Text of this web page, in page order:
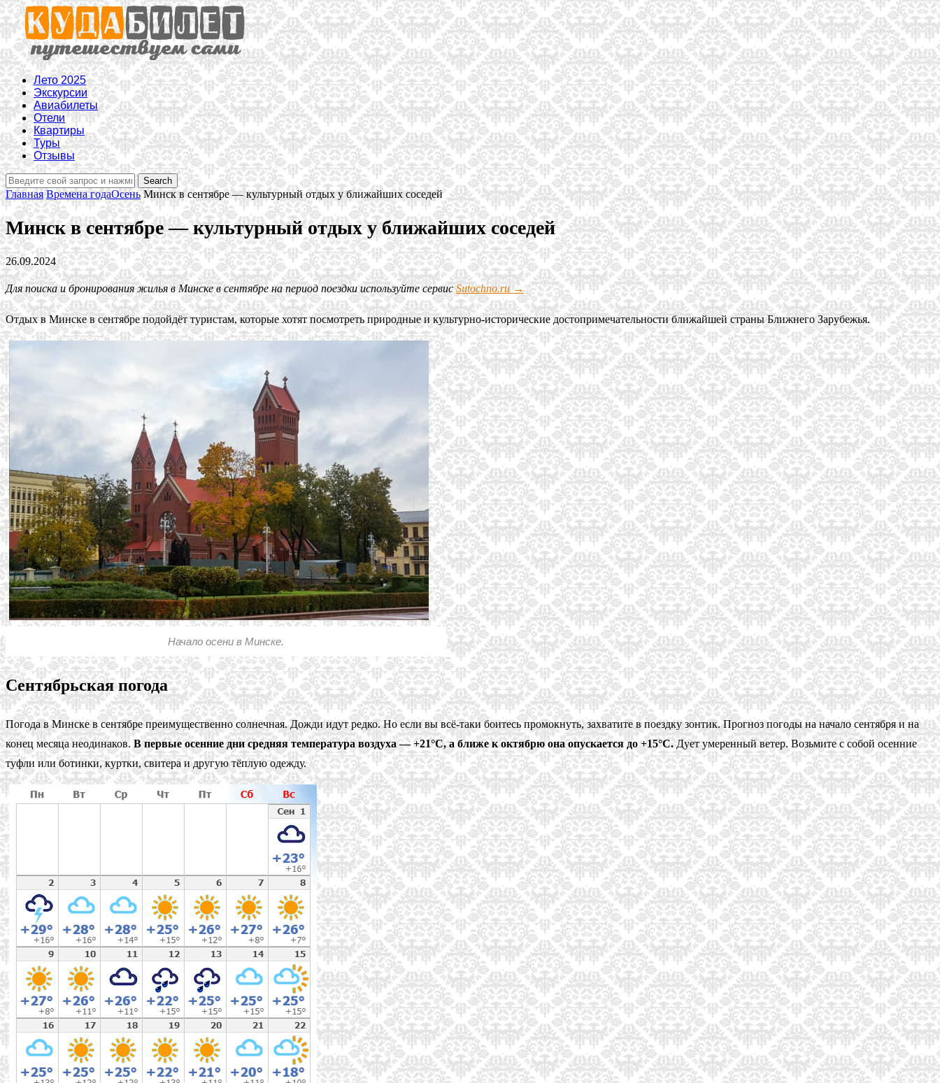
Лето 2025
Экскурсии
Авиабилеты
Отели
Квартиры
Туры
Отзывы
Главная Времена годаОсень Минск в сентябре — культурный отдых у ближайших соседей
Минск в сентябре — культурный отдых у ближайших соседей
26.09.2024
Для поиска и бронирования жилья в Минске в сентябре на период поездки используйте сервисSutochno.ru →
Отдых в Минске в сентябре подойдёт туристам, которые хотят посмотреть природные и культурно-исторические достопримечательности ближайшей страны Ближнего Зарубежья.
Начало осени в Минске.
Сентябрьская погода
Погода в Минске в сентябре преимущественно солнечная. Дожди идут редко. Но если вы всё-таки боитесь промокнуть, захватите в поездку зонтик. Прогноз погоды на начало сентября и на
конец месяца неодинаков. В первые осенние дни средняя температура воздуха — +21°C, а ближе к октябрю она опускается до +15°C.Дует умеренный ветер. Возьмите с собой осенние
туфли или ботинки, куртки, свитера и другую тёплую одежду.